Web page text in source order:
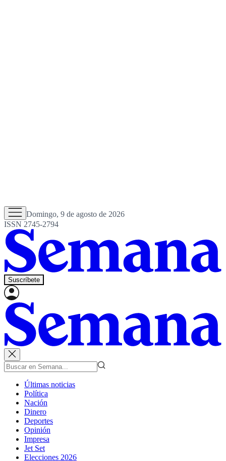
Domingo, 9 de agosto de 2026
ISSN 2745-2794
Suscríbete
Últimas noticias
Política
Nación
Dinero
Deportes
Opinión
Impresa
Jet Set
Elecciones 2026